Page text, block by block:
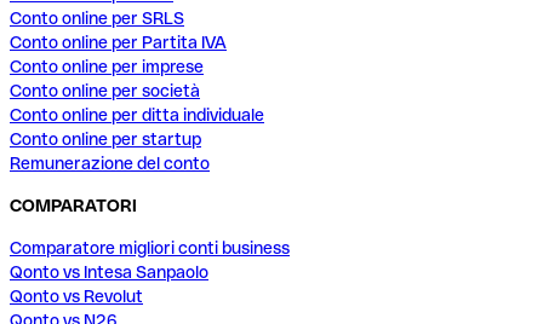
Conto online per SRLS
Conto online per Partita IVA
Conto online per imprese
Conto online per società
Conto online per ditta individuale
Conto online per startup
Remunerazione del conto
COMPARATORI
Comparatore migliori conti business
Qonto vs Intesa Sanpaolo
Qonto vs Revolut